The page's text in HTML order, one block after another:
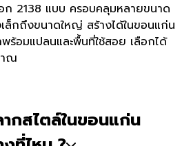
ก 2138 แบบ ครอบคลุมหลายขนาด
ล็กถึงขนาดใหญ่ สร้างได้ในขอนแก่น
พร้อมแปลนและพื้นที่ใช้สอย เลือกได้
าณ
กสไตล์ในขอนแก่น